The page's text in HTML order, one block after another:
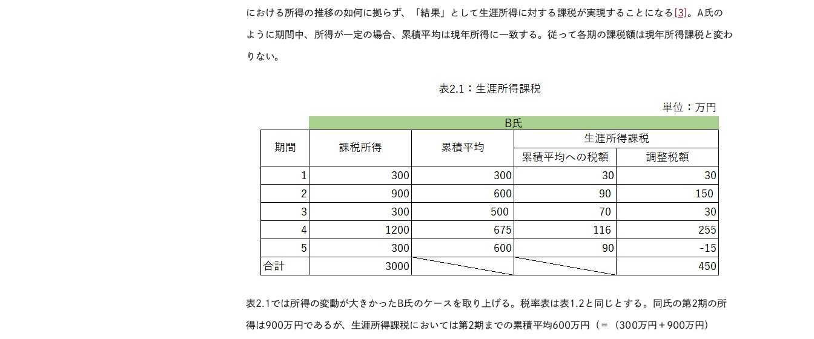
における所得の推移の如何に拠らず、「結果」として生涯所得に対する課税が実現することになる [3] 。 A 氏の
ように期間中、所得が一定の場合、累積平均は現年所得に一致する。従って各期の課税額は現年所得課税と変わ
りない。
表2.1では所得の変動が大きかった B 氏のケースを取り上げる。税率表は表1.2 と同じとする。同氏の第2期の所
得は900万円であるが、生涯所得課税においては第2期までの累積平均600万円（＝（300万円＋ 900万円）